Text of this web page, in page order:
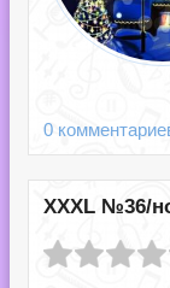
0
XXXL №36/